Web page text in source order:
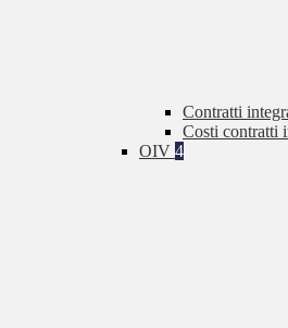
Contratti
Costi contratti
OIV 4